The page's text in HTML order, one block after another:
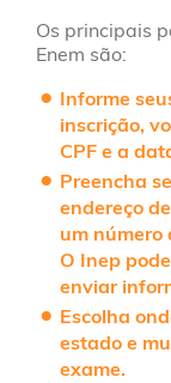
Os principais
Enem são:
Informe
inscrição,
CPF e a
Preencha
endereço
um número
O Inep
enviar
Escolha
estado e
exame.